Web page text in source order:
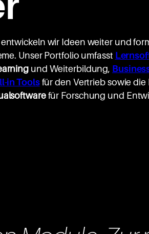
wir Ideen weiter und
Unser Portfolio umfasst
und Weiterbildung,
in Toolsfür den Vertrieb sowie
für Forschung und